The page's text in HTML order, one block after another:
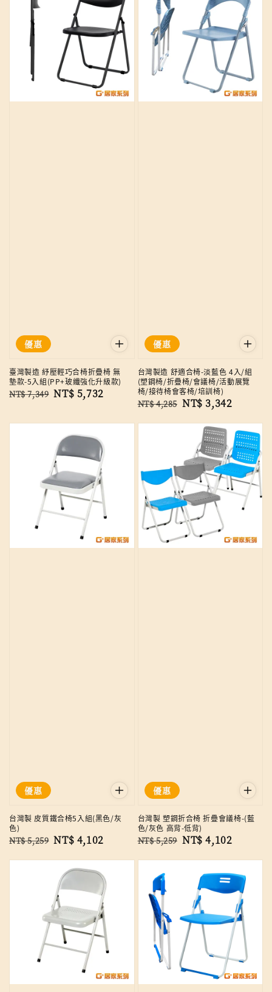
優惠
臺灣製造 紓壓輕巧合椅折疊椅 無
墊款-5入組(PP+玻纖強化升級款)
Regular
NT$ 7,349 Sale
NT$ 5,732
優惠
台灣製造 舒適合椅-淡藍色 4入/組
(塑鋼椅/折疊椅/會議椅/活動展覽
椅/接待椅會客椅/培訓椅)
Regular
NT$ 4,285 Sale
NT$ 3,342
優惠
台灣製 皮質鐵合椅5入組(黑色/灰
色)
Regular
NT$ 5,259 Sale
NT$ 4,102
優惠
台灣製 塑鋼折合椅 折疊會議椅-(藍
色/灰色 高背-低背)
Regular
NT$ 5,259 Sale
NT$ 4,102